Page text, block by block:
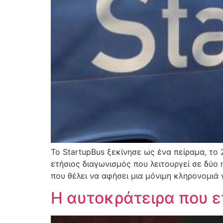
Το StartupBus ξεκίνησε ως ένα πείραμα, το
ετήσιος διαγωνισμός που λειτουργεί σε
που θέλει να αφήσει μια μόνιμη
Η αυτοκράτειρα που